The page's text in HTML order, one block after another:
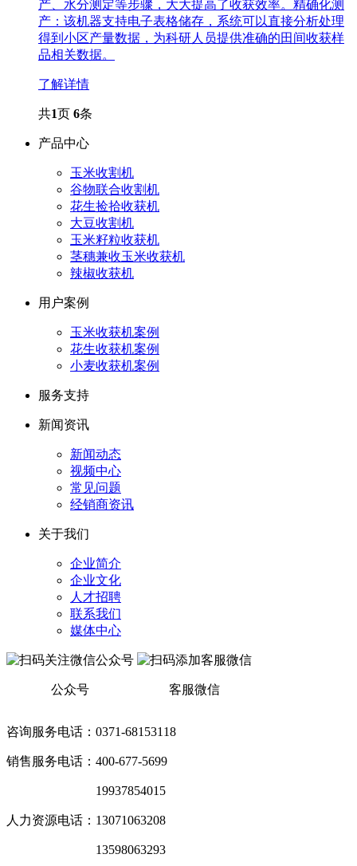
产、水分测定等步骤，大大提高了收获效率。精确化测
产：该机器支持电子表格储存，系统可以直接分析处理
得到小区产量数据，为科研人员提供准确的田间收获样
品相关数据。
了解详情
共1页 6条
产品中心
玉米收割机
谷物联合收割机
花生捡拾收获机
大豆收割机
玉米籽粒收获机
茎穗兼收玉米收获机
辣椒收获机
用户案例
玉米收获机案例
花生收获机案例
小麦收获机案例
服务支持
新闻资讯
新闻动态
视频中心
常见问题
经销商资讯
关于我们
企业简介
企业文化
人才招聘
联系我们
媒体中心
公众号 客服微信
咨询服务电话：0371-68153118
销售服务电话：400-677-5699
19937854015
人力资源电话：13071063208
13598063293